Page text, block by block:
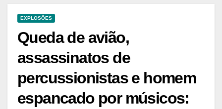
EXPLOSÕES
Queda de avião,
assassinatos de
percussionistas e homem
espancado por músicos: